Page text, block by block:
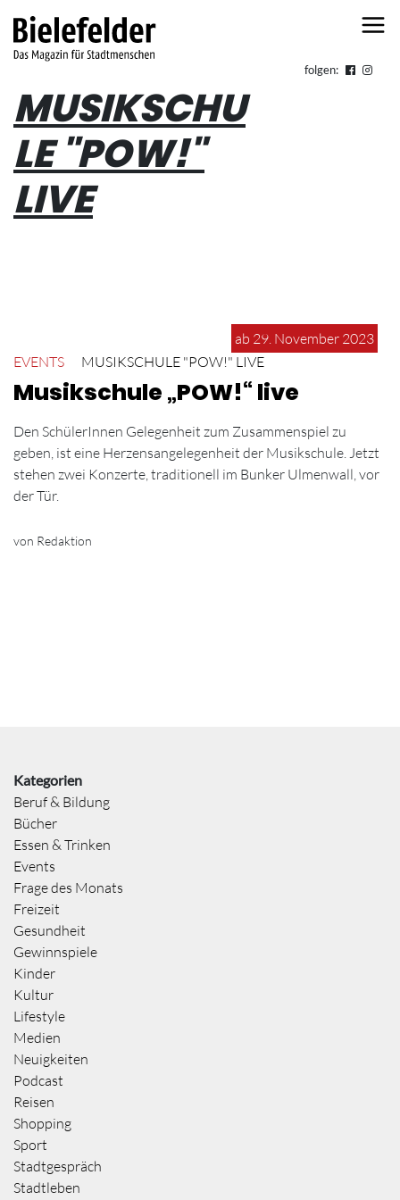
folgen:
MUSIKSCHU
LE "POW!"
LIVE
ab 29. November 2023
EVENTS
MUSIKSCHULE "POW!" LIVE
Musikschule „POW!“ live
Den SchülerInnen Gelegenheit zum Zusammenspiel zu
geben, ist eine Herzensangelegenheit der Musikschule. Jetzt
stehen zwei Konzerte, traditionell im Bunker Ulmenwall, vor
der Tür.
von Redaktion
Kategorien
Beruf & Bildung
Bücher
Essen & Trinken
Events
Frage des Monats
Freizeit
Gesundheit
Gewinnspiele
Kinder
Kultur
Lifestyle
Medien
Neuigkeiten
Podcast
Reisen
Shopping
Sport
Stadtgespräch
Stadtleben